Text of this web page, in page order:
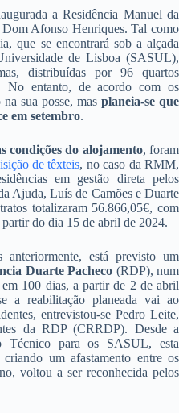
a Residência Manuel da
Afonso Henriques. Tal como
que se encontrará sob a alçada
de Lisboa (SASUL),
distribuídas por 96 quartos
No entanto, de acordo com os
sua posse, mas planeia-se que
em setembro.
condições do alojamento, foram
de têxteis, no caso da RMM,
em gestão direta pelos
Ajuda, Luís de Camões e Duarte
totalizaram 56.866,05€, com
do dia 15 de abril de 2024.
anteriormente, está previsto um
Duarte Pacheco (RDP), num
100 dias, a partir de 2 de abril
a reabilitação planeada vai ao
entrevistou-se Pedro Leite,
da RDP (CRRDP). Desde a
Técnico para os SASUL, esta
um afastamento entre os
voltou a ser reconhecida pelos